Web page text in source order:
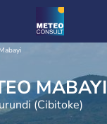
Mabayi
METEO MABAYI
(Cibitoke)